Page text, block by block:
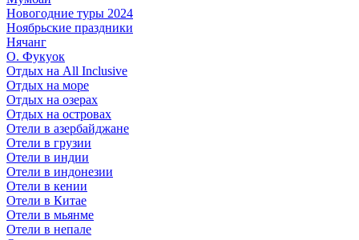
Новогодние туры 2024
Ноябрьские праздники
Нячанг
О. Фукуок
Отдых на All Inclusive
Отдых на море
Отдых на озерах
Отдых на островах
Отели в азербайджане
Отели в грузии
Отели в индии
Отели в индонезии
Отели в кении
Отели в Китае
Отели в мьянме
Отели в непале